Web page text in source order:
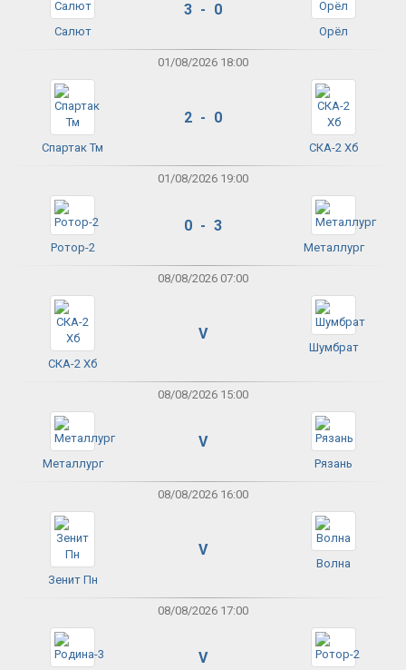
Салют
3 - 0
Орёл
01/08/2026 18:00
Спартак Тм
2 - 0
СКА-2 Хб
01/08/2026 19:00
Ротор-2
0 - 3
Металлург
08/08/2026 07:00
СКА-2 Хб
V
Шумбрат
08/08/2026 15:00
Металлург
V
Рязань
08/08/2026 16:00
Зенит Пн
V
Волна
08/08/2026 17:00
V